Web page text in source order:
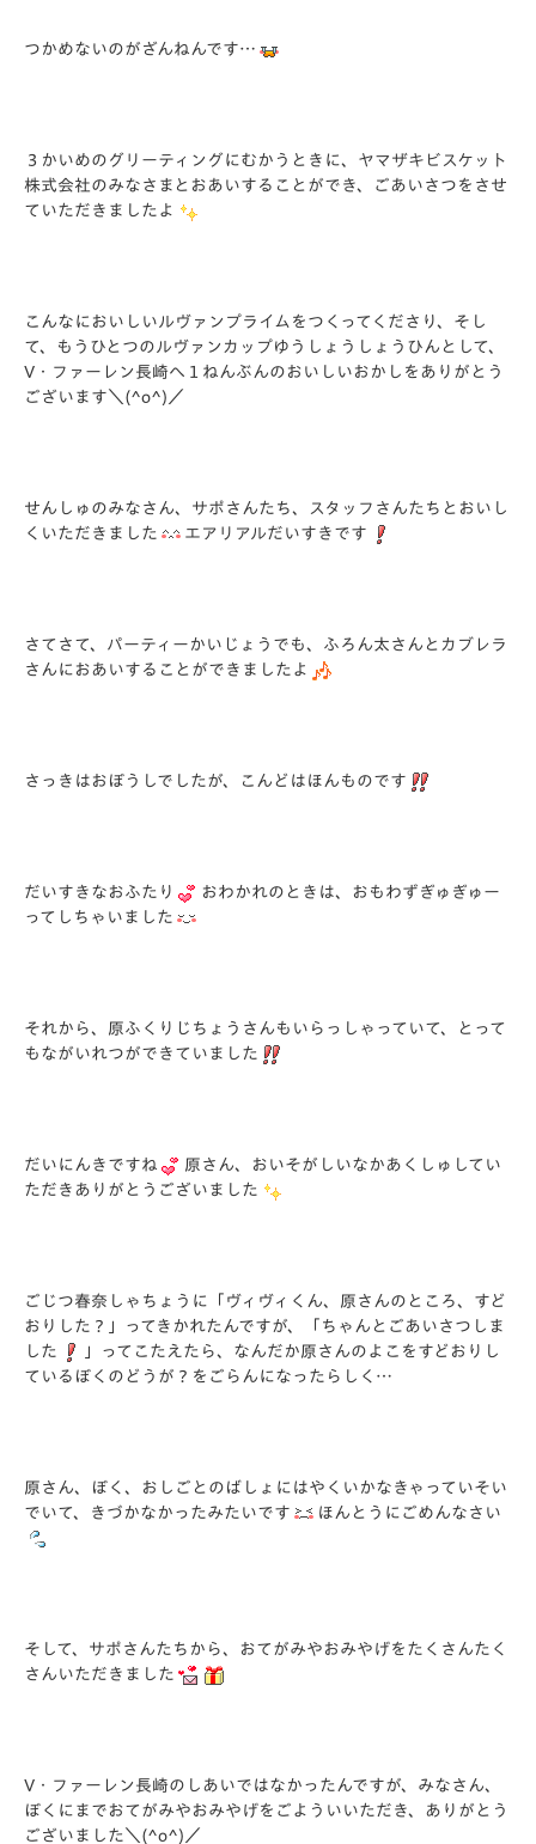
つかめないのがざんねんです…
３かいめのグリーティングにむかうときに、ヤマザキビスケット
株式会社のみなさまとおあいすることができ、ごあいさつをさせ
ていただきましたよ
こんなにおいしいルヴァンプライムをつくってくださり、そし
て、もうひとつのルヴァンカップゆうしょうしょうひんとして、
V・ファーレン長崎へ１ねんぶんのおいしいおかしをありがとう
ございます＼(^o^)／
せんしゅのみなさん、サポさんたち、スタッフさんたちとおいし
くいただきました
エアリアルだいすきです
さてさて、パーティーかいじょうでも、ふろん太さんとカブレラ
さんにおあいすることができましたよ
さっきはおぼうしでしたが、こんどはほんものです
だいすきなおふたり
おわかれのときは、おもわずぎゅぎゅー
ってしちゃいました
それから、原ふくりじちょうさんもいらっしゃっていて、とって
もながいれつができていました
だいにんきですね
原さん、おいそがしいなかあくしゅしてい
ただきありがとうございました
ごじつ春奈しゃちょうに「ヴィヴィくん、原さんのところ、すど
おりした？」ってきかれたんですが、「ちゃんとごあいさつしま
した
」ってこたえたら、なんだか原さんのよこをすどおりし
ているぼくのどうが？をごらんになったらしく…
原さん、ぼく、おしごとのばしょにはやくいかなきゃっていそい
でいて、きづかなかったみたいです
ほんとうにごめんなさい
そして、サポさんたちから、おてがみやおみやげをたくさんたく
さんいただきました
V・ファーレン長崎のしあいではなかったんですが、みなさん、
ぼくにまでおてがみやおみやげをごよういいただき、ありがとう
ございました＼(^o^)／